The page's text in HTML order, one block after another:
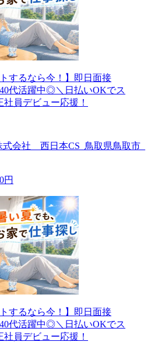
トするなら今！】即日面接
代活躍中◎＼日払いOKでス
社員デビュー応援！
会社 西日本CS_鳥取県鳥取市_
円
トするなら今！】即日面接
代活躍中◎＼日払いOKでス
社員デビュー応援！